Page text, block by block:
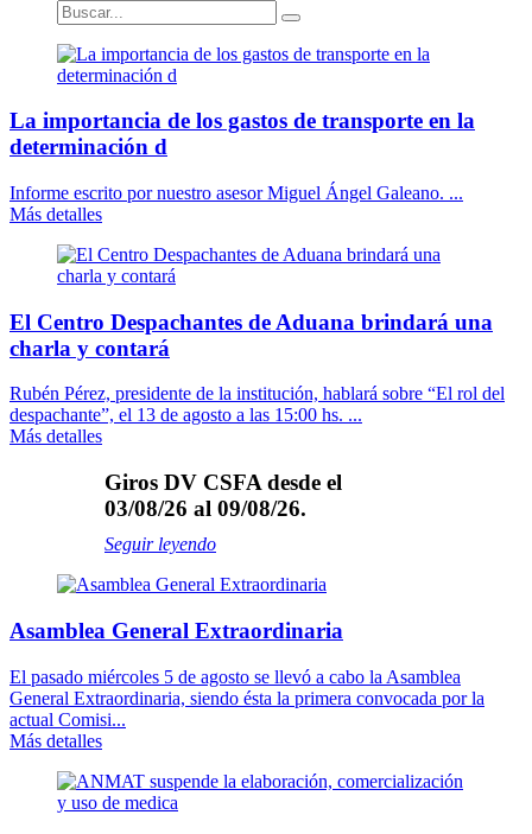
La importancia de los gastos de transporte en la
determinación d
Informe escrito por nuestro asesor Miguel Ángel Galeano. ...
Más detalles
El Centro Despachantes de Aduana brindará una
charla y contará
Rubén Pérez, presidente de la institución, hablará sobre “El rol del
despachante”, el 13 de agosto a las 15:00 hs. ...
Más detalles
Giros DV CSFA desde el
03/08/26 al 09/08/26.
Seguir leyendo
Asamblea General Extraordinaria
El pasado miércoles 5 de agosto se llevó a cabo la Asamblea
General Extraordinaria, siendo ésta la primera convocada por la
actual Comisi...
Más detalles